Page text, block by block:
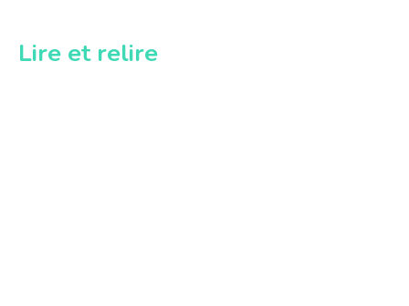
Lire et relire